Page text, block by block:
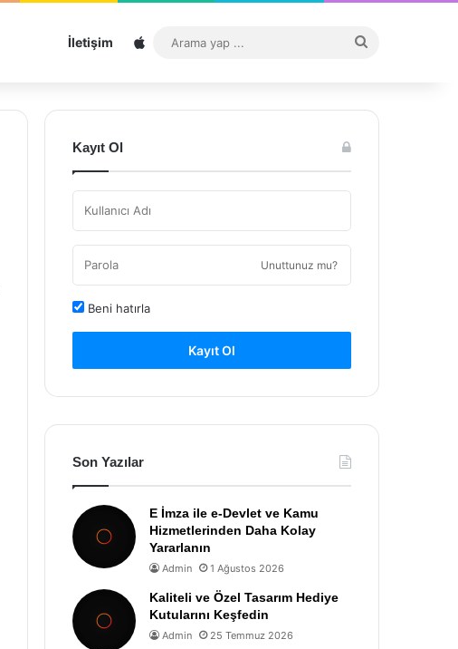
İletişim Sitemap
...
Kayıt Ol
Unuttunuz mu?
Beni hatırla
Kayıt Ol
Son Yazılar
E İmza ile e-Devlet ve Kamu
Hizmetlerinden Daha Kolay
Yararlanın
Admin 1 Ağustos 2026
Kaliteli ve Özel Tasarım Hediye
Kutularını Keşfedin
Admin 25 Temmuz 2026